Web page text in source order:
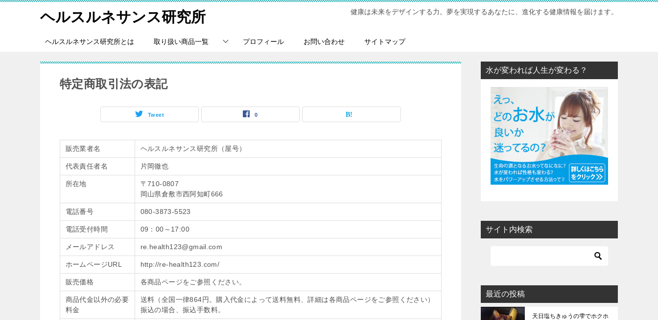
ヘルスルネサンス研究所 健康は未来をデザインする力。夢を実現するあなたに、進化する健康情報を届けます。
ヘルスルネサンス研究所とは 取り扱い商品一覧 プロフィール お問い合わせ サイトマップ
特定商取引法の表記
Tweet 0
販売業者名 ヘルスルネサンス研究所（屋号）
代表責任者名 片岡徹也
所在地
〒710-0807
岡山県倉敷市西阿知町666
電話番号 080-3873-5523
電話受付時間 09：00～17:00
メールアドレス re.health123@gmail.com
ホームページURL http://re-health123.com/
販売価格 各商品ページをご参照ください。
商品代金以外の必要
料金
送料（全国一律864円。購入代金によって送料無料、詳細は各商品ページをご参照ください）
振込の場合、振込手数料。
水が変われば人生が変わる？
サイト内検索
最近の投稿
天日塩ちきゅうの雫でホクホ